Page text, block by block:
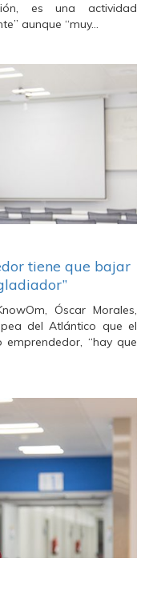
es una actividad
aunque “muy…
tiene que bajar
Óscar Morales,
del Atlántico que el
“hay que